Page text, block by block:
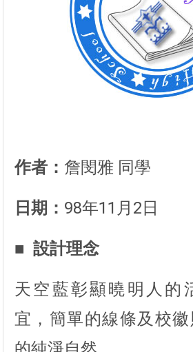
作者： 詹閔雅 同學
日期： 98年11月2日
■ 設計理念
天空藍彰顯曉明人的
宜，簡單的線條及校